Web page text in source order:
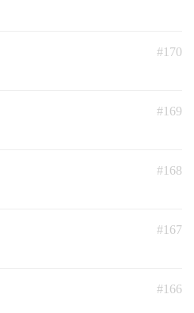
#170
#169
#168
#167
#166